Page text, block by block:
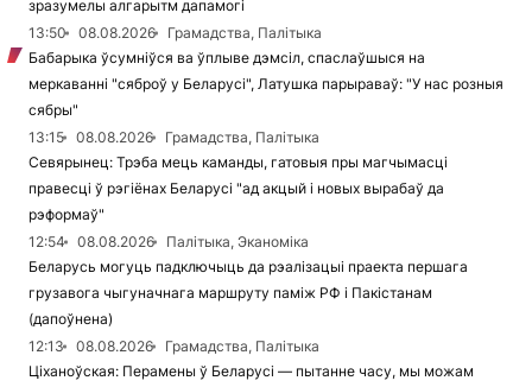
зразумелы алгарытм дапамогі
13:50
08.08.2026
Грамадства, Палітыка
Бабарыка ўсумніўся ва ўплыве дэмсіл, спаслаўшыся на
меркаванні "сяброў у Беларусі", Латушка парыраваў: "У нас розныя
сябры"
13:15
08.08.2026
Грамадства, Палітыка
Севярынец: Трэба мець каманды, гатовыя пры магчымасці
правесці ў рэгіёнах Беларусі "ад акцый і новых вырабаў да
рэформаў"
12:54
08.08.2026
Палітыка, Эканоміка
Беларусь могуць падключыць да рэалізацыі праекта першага
грузавога чыгуначнага маршруту паміж РФ і Пакістанам
(дапоўнена)
12:13
08.08.2026
Грамадства, Палітыка
Ціханоўская: Перамены ў Беларусі — пытанне часу, мы можам